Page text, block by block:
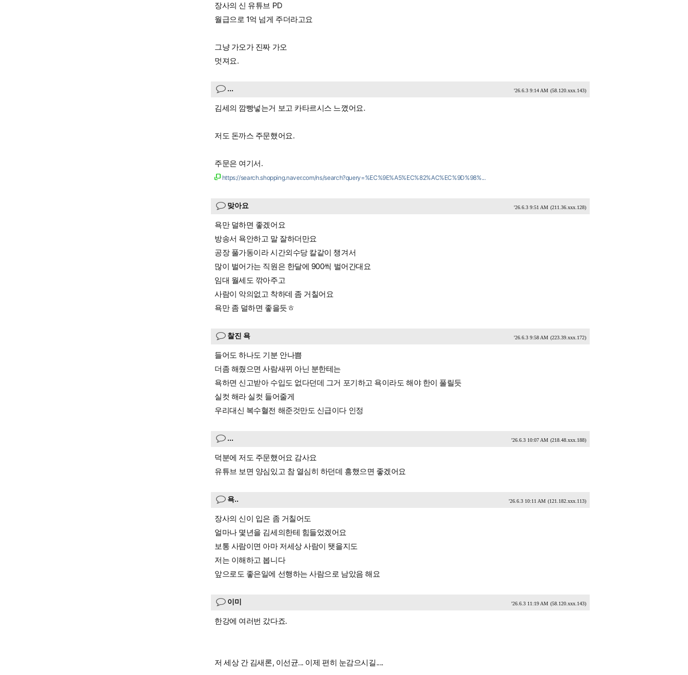
장사의 신 유튜브 PD
월급으로 1억 넘게 주더라고요
그냥 가오가 진짜 가오
멋져요.
... '26.6.3 9:14 AM (58.120.xxx.143)
김세의 깜빵넣는거 보고 카타르시스 느꼈어요.
저도 돈까스 주문했어요.
주문은 여기서.
https://search.shopping.naver.com/ns/search?query=%EC%9E%A5%EC%82%AC%EC%9D%98%...
맞아요 '26.6.3 9:51 AM (211.36.xxx.128)
욕만 덜하면 좋겠어요
방송서 욕안하고 말 잘하더만요
공장 풀가동이라 시간외수당 칼같이 챙겨서
많이 벌어가는 직원은 한달에 900씩 벌어간대요
임대 월세도 깎아주고
사람이 악의없고 착하데 좀 거칠어요
욕만 좀 덜하면 좋을듯ㅎ
찰진 욕 '26.6.3 9:58 AM (223.39.xxx.172)
들어도 하나도 기분 안나쁨
더좀 해줬으면 사람새뀌 아닌 분한테는
욕하면 신고받아 수입도 없다던데 그거 포기하고 욕이라도 해야 한이 풀릴듯
실컷 해라 실컷 들어줄게
우리대신 복수혈전 해준것만도 신급이다 인정
... '26.6.3 10:07 AM (218.48.xxx.188)
덕분에 저도 주문했어요 감사요
유튜브 보면 양심있고 참 열심히 하던데 흥했으면 좋겠어요
욕.. '26.6.3 10:11 AM (121.182.xxx.113)
장사의 신이 입은 좀 거칠어도
얼마나 몇년을 김세의한테 힘들었겠어요
보통 사람이면 아마 저세상 사람이 됏을지도
저는 이해하고 봅니다
앞으로도 좋은일에 선행하는 사람으로 남았음 해요
이미 '26.6.3 11:19 AM (58.120.xxx.143)
한강에 여러번 갔다죠.
저 세상 간 김새론, 이선균... 이제 편히 눈감으시길....